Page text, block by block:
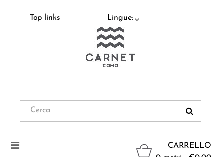
Top links Lingue:
CARRELLO
Navigazione